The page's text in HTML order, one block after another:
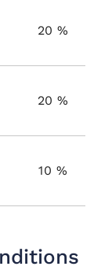
20 %
20 %
10 %